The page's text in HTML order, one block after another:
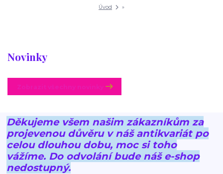
Úvod »
Novinky
Děkujeme všem našim zákazníkům za
projevenou důvěru v náš antikvariát po
celou dlouhou dobu, moc si toho
vážíme. Do odvolání bude náš e-shop
nedostupný.